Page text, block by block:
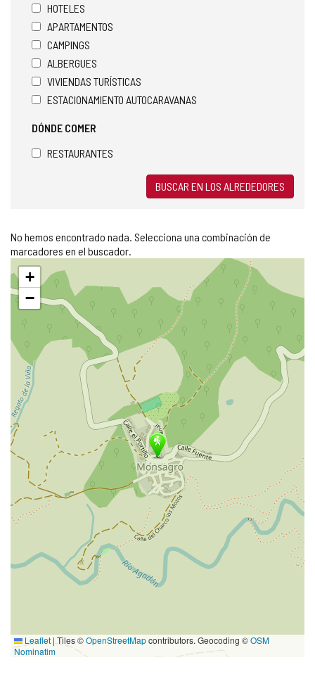
HOTELES
APARTAMENTOS
CAMPINGS
ALBERGUES
VIVIENDAS TURÍSTICAS
ESTACIONAMIENTO AUTOCARAVANAS
DÓNDE COMER
RESTAURANTES
BUSCAR EN LOS ALREDEDORES
No hemos encontrado nada. Selecciona una combinación de
marcadores en el buscador.
Saltar
mapa
+
−
Leaflet | Tiles ©OpenStreetMapcontributors. Geocoding ©OSM
Nominatim